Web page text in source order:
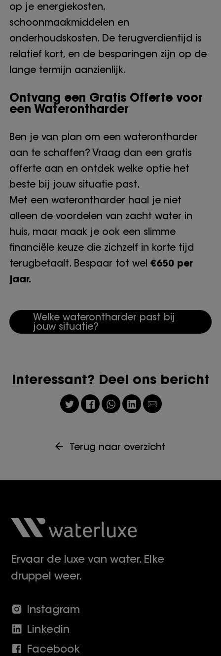
op je energiekosten,
schoonmaakmiddelen en
onderhoudskosten. De terugverdientijd is
relatief kort, en de besparingen zijn op de
lange termijn aanzienlijk.
Ontvang een Gratis Offerte voor
een Waterontharder
Ben je van plan om een waterontharder
aan te schaffen? Vraag dan een gratis
offerte aan en ontdek welke optie het
beste bij jouw situatie past.
Met een waterontharder haal je niet
alleen de voordelen van zacht water in
huis, maar maak je ook een slimme
financiële keuze die zichzelf in korte tijd
terugbetaalt. Bespaar tot wel€650 per
jaar.
Welke waterontharder past bij
jouw situatie?
Interessant? Deel ons bericht
Terug naar overzicht
Ervaar de luxe van water. Elke
druppel weer.
Instagram
Linkedin
Facebook